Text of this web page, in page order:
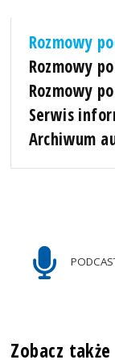
Rozmowy
Rozmowy
Rozmowy
Serwis
Archiwum
Zobacz także